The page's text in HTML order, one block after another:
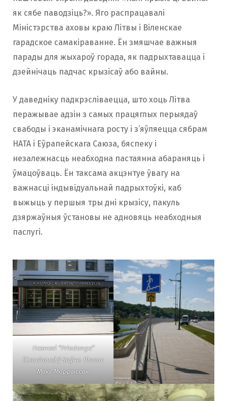
як сябе паводзіць?». Яго распрацавалі
Міністэрства аховы краю Літвы і Віленскае
гарадское самакіраванне. Ён змяшчае важныя
парады для жыхароў горада, як падрыхтавацца і
дзейнічаць падчас крызісаў або вайны.
У даведніку падкрэсліваецца, што хоць Літва
перажывае адзін з самых працяглых перыядаў
свабоды і эканамічнага росту і з’яўляецца сябрам
НАТА і Еўрапейскага Саюза, бяспеку і
незалежнасць неабходна пастаянна абараняць і
ўмацоўваць. Ён таксама акцэнтуе ўвагу на
важнасці індывідуальнай падрыхтоўкі, каб
выжыць у першыя тры дні крызісу, пакуль
дзяржаўныя ўстановы не адновяць неабходныя
паслугі.
Пазнакі “Priedanga”
(Сховішча) ў Коўне. Фота:
Макс Моррыссан